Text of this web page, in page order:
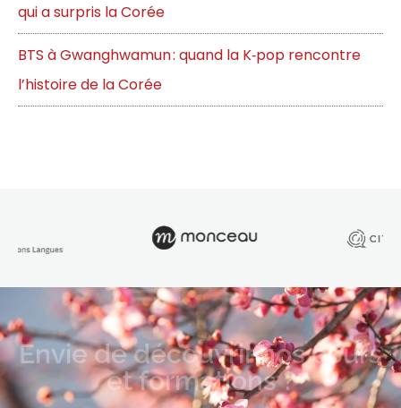
qui a surpris la Corée
BTS à Gwanghwamun : quand la K‑pop rencontre
l’histoire de la Corée
Envie de découvrir nos cours
et formations ?